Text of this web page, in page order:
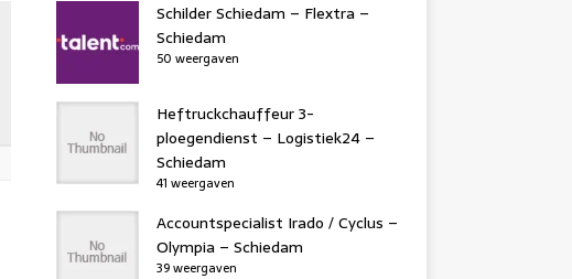
Schilder Schiedam – Flextra –
Schiedam
50 weergaven
Heftruckchauffeur 3-
ploegendienst – Logistiek24 –
Schiedam
41 weergaven
Accountspecialist Irado / Cyclus –
Olympia – Schiedam
39 weergaven